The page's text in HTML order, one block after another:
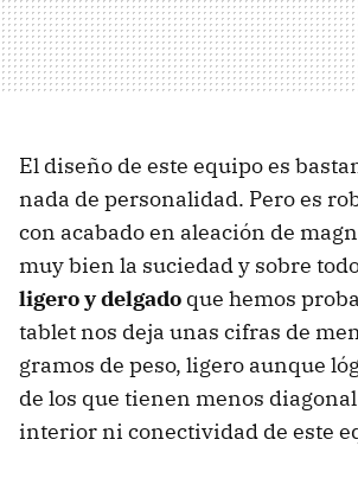
El diseño de este equipo es
nada de personalidad. Pero es
con acabado en aleación de
muy bien la suciedad y sobre
ligero y delgado que hemos
tablet nos deja unas cifras de
gramos de peso, ligero aunque
de los que tienen menos
interior ni conectividad de este